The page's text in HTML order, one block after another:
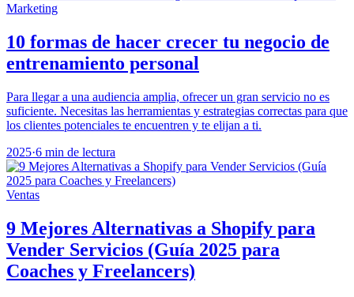
Marketing
10 formas de hacer crecer tu negocio de
entrenamiento personal
Para llegar a una audiencia amplia, ofrecer un gran servicio no es
suficiente. Necesitas las herramientas y estrategias correctas para que
los clientes potenciales te encuentren y te elijan a ti.
2025·6 min de lectura
Ventas
9 Mejores Alternativas a Shopify para
Vender Servicios (Guía 2025 para
Coaches y Freelancers)